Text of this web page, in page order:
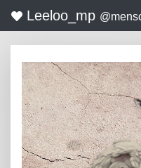
Leeloo_mp